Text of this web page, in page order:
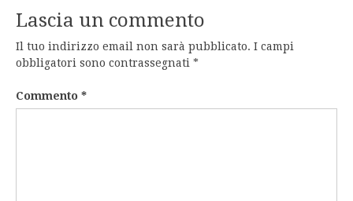
Lascia un commento
Il tuo indirizzo email non sarà pubblicato. I campi
obbligatori sono contrassegnati *
Commento *